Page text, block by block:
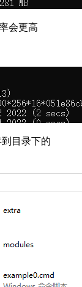
会更高
目录下的